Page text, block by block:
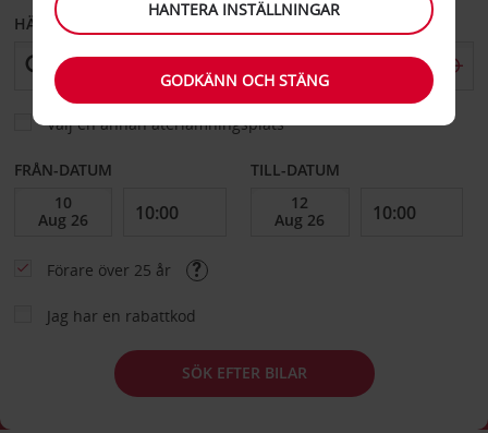
HÄMTA FRÅN
Välj en annan återlämningsplats
FRÅN-DATUM TILL-DATUM
Förare över 25 år
Jag har en rabattkod
SÖK EFTER BILAR
HANTERA INSTÄLLNINGAR
GODKÄNN OCH STÄNG